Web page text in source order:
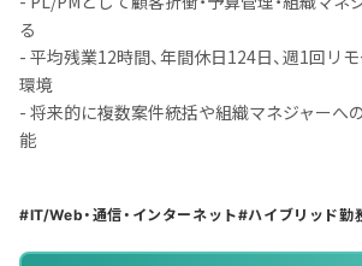
る
- 平均残業12時間、年間休日124日、週1回リ
環境
- 将来的に複数案件統括や組織マネジャーへ
能
IT/Web・通信・インターネット ハイブリッド勤